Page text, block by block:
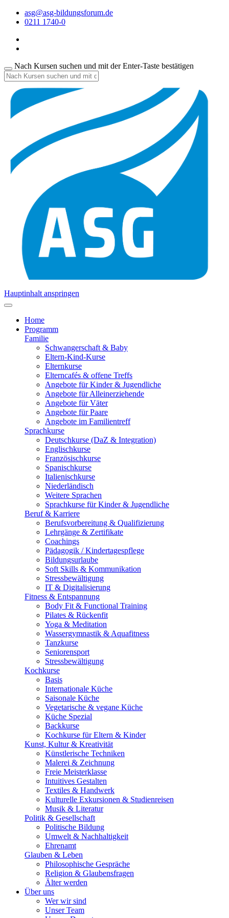
asg@asg-bildungsforum.de
0211 1740-0
Nach Kursen suchen und mit der Enter-Taste bestätigen
Hauptinhalt anspringen
Home
Programm
Familie
Schwangerschaft & Baby
Eltern-Kind-Kurse
Elternkurse
Elterncafés & offene Treffs
Angebote für Kinder & Jugendliche
Angebote für Alleinerziehende
Angebote für Väter
Angebote für Paare
Angebote im Familientreff
Sprachkurse
Deutschkurse (DaZ & Integration)
Englischkurse
Französischkurse
Spanischkurse
Italienischkurse
Niederländisch
Weitere Sprachen
Sprachkurse für Kinder & Jugendliche
Beruf & Karriere
Berufsvorbereitung & Qualifizierung
Lehrgänge & Zertifikate
Coachings
Pädagogik / Kindertagespflege
Bildungsurlaube
Soft Skills & Kommunikation
Stressbewältigung
IT & Digitalisierung
Fitness & Entspannung
Body Fit & Functional Training
Pilates & Rückenfit
Yoga & Meditation
Wassergymnastik & Aquafitness
Tanzkurse
Seniorensport
Stressbewältigung
Kochkurse
Basis
Internationale Küche
Saisonale Küche
Vegetarische & vegane Küche
Küche Spezial
Backkurse
Kochkurse für Eltern & Kinder
Kunst, Kultur & Kreativität
Künstlerische Techniken
Malerei & Zeichnung
Freie Meisterklasse
Intuitives Gestalten
Textiles & Handwerk
Kulturelle Exkursionen & Studienreisen
Musik & Literatur
Politik & Gesellschaft
Politische Bildung
Umwelt & Nachhaltigkeit
Ehrenamt
Glauben & Leben
Philosophische Gespräche
Religion & Glaubensfragen
Älter werden
Über uns
Wer wir sind
Unser Team